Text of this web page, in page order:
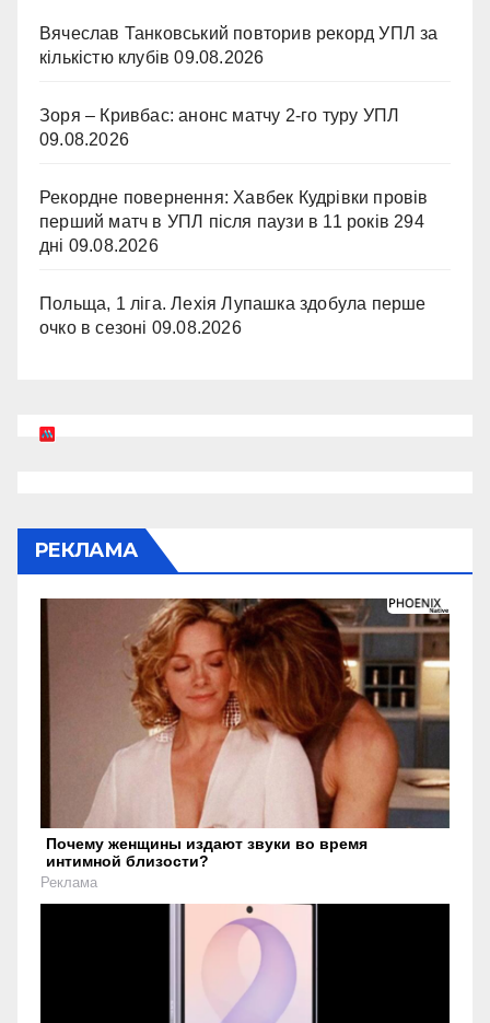
Вячеслав Танковський повторив рекорд УПЛ за
кількістю клубів 09.08.2026
Зоря – Кривбас: анонс матчу 2-го туру УПЛ
09.08.2026
Рекордне повернення: Хавбек Кудрівки провів
перший матч в УПЛ після паузи в 11 років 294
дні 09.08.2026
Польща, 1 ліга. Лехія Лупашка здобула перше
очко в сезоні 09.08.2026
РЕКЛАМА
Почему женщины издают звуки во время
интимной близости?
Реклама